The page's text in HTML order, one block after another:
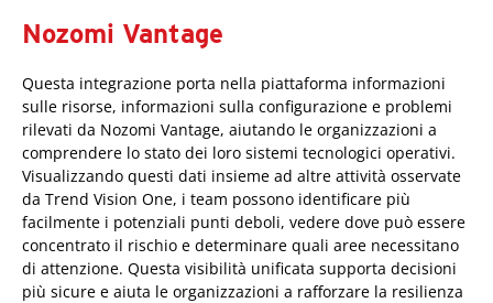
Nozomi Vantage
Questa integrazione porta nella piattaforma informazioni
sulle risorse, informazioni sulla configurazione e problemi
rilevati da Nozomi Vantage, aiutando le organizzazioni a
comprendere lo stato dei loro sistemi tecnologici operativi.
Visualizzando questi dati insieme ad altre attività osservate
da Trend Vision One, i team possono identificare più
facilmente i potenziali punti deboli, vedere dove può essere
concentrato il rischio e determinare quali aree necessitano
di attenzione. Questa visibilità unificata supporta decisioni
più sicure e aiuta le organizzazioni a rafforzare la resilienza